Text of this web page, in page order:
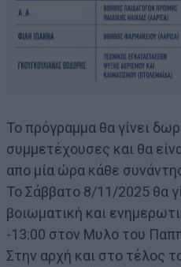
Το πρόγραμμα θα γίνει
συμμετέχουσες και θα
απο μία ώρα κάθε
Το Σάββατο 8/11/2025 θα
βοιωματική και
-13:00 στον Μυλο του
Στην αρχή και στο τέλος